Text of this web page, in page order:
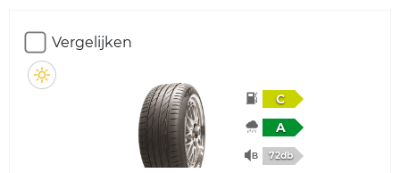
Vergelijken
C
A
72db